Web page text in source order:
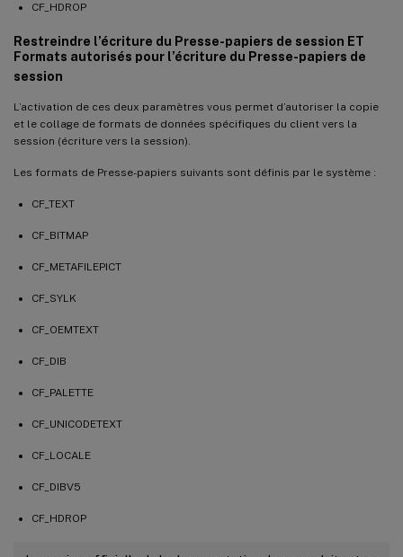
CF_HDROP
Restreindre l’écriture du Presse-papiers de session ET
Formats autorisés pour l’écriture du Presse-papiers de
session
L’activation de ces deux paramètres vous permet d’autoriser la copie
et le collage de formats de données spécifiques du client vers la
session (écriture vers la session).
Les formats de Presse-papiers suivants sont définis par le système :
CF_TEXT
CF_BITMAP
CF_METAFILEPICT
CF_SYLK
CF_OEMTEXT
CF_DIB
CF_PALETTE
CF_UNICODETEXT
CF_LOCALE
CF_DIBV5
CF_HDROP